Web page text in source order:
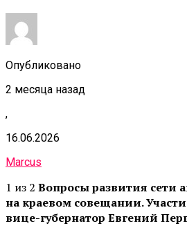
Опубликовано
2 месяца назад
,
16.06.2026
Marcus
1 из 2 Вопросы развития сети
на краевом совещании.
вице-губернатор Евгений